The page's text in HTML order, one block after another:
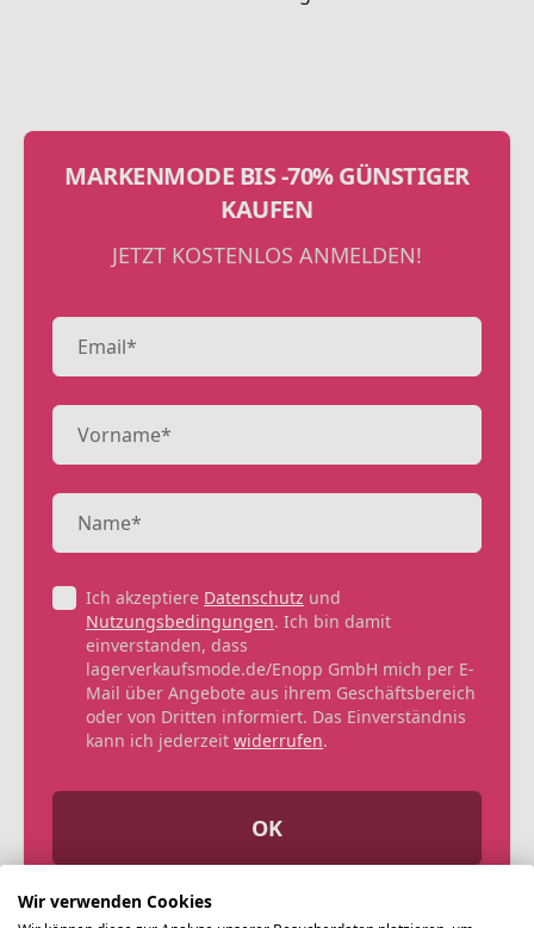
MARKENMODE BIS -70% GÜNSTIGER
KAUFEN
JETZT KOSTENLOS ANMELDEN!
Ich akzeptiere Datenschutz und
Nutzungsbedingungen. Ich bin damit
einverstanden, dass
lagerverkaufsmode.de/Enopp GmbH mich per E-
Mail über Angebote aus ihrem Geschäftsbereich
oder von Dritten informiert. Das Einverständnis
kann ich jederzeit widerrufen.
OK
Wir verwenden Cookies